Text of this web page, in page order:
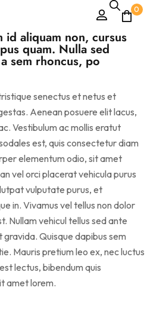
0
aliquam non, cursus
quam. Nulla sed
sem rhoncus, po
senectus et netus et
Aenean posuere elit lacus,
Vestibulum ac mollis eratut
est, quis consectetur diam
elementum odio, sit amet
vel orci placerat vehicula purus
vulputate purus, et
in. Vivamus vel tellus non dolor
Nullam vehicul tellus sed ante
Quisque dapibus sem
Mauris pretium leo ex, nec luctus
lectus, bibendum quis
amet lorem.